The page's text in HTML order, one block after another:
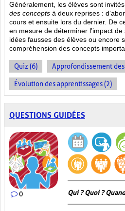
Généralement, les élèves sont
des concepts à deux reprises :
cours et ensuite lors du dernier. De
en mesure de déterminer l’impact
idées fausses des élèves ou encore
compréhension des concepts
Quiz (6) Approfondissement
Évolution des apprentissages (2)
QUESTIONS GUIDÉES
0 Qui ? Quoi ?